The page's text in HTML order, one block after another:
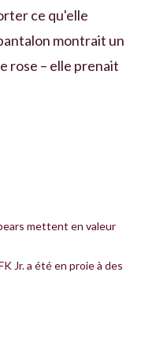
ce qu'elle
montrait un
rose – elle prenait
mettent en valeur
Jr. a été en proie à des